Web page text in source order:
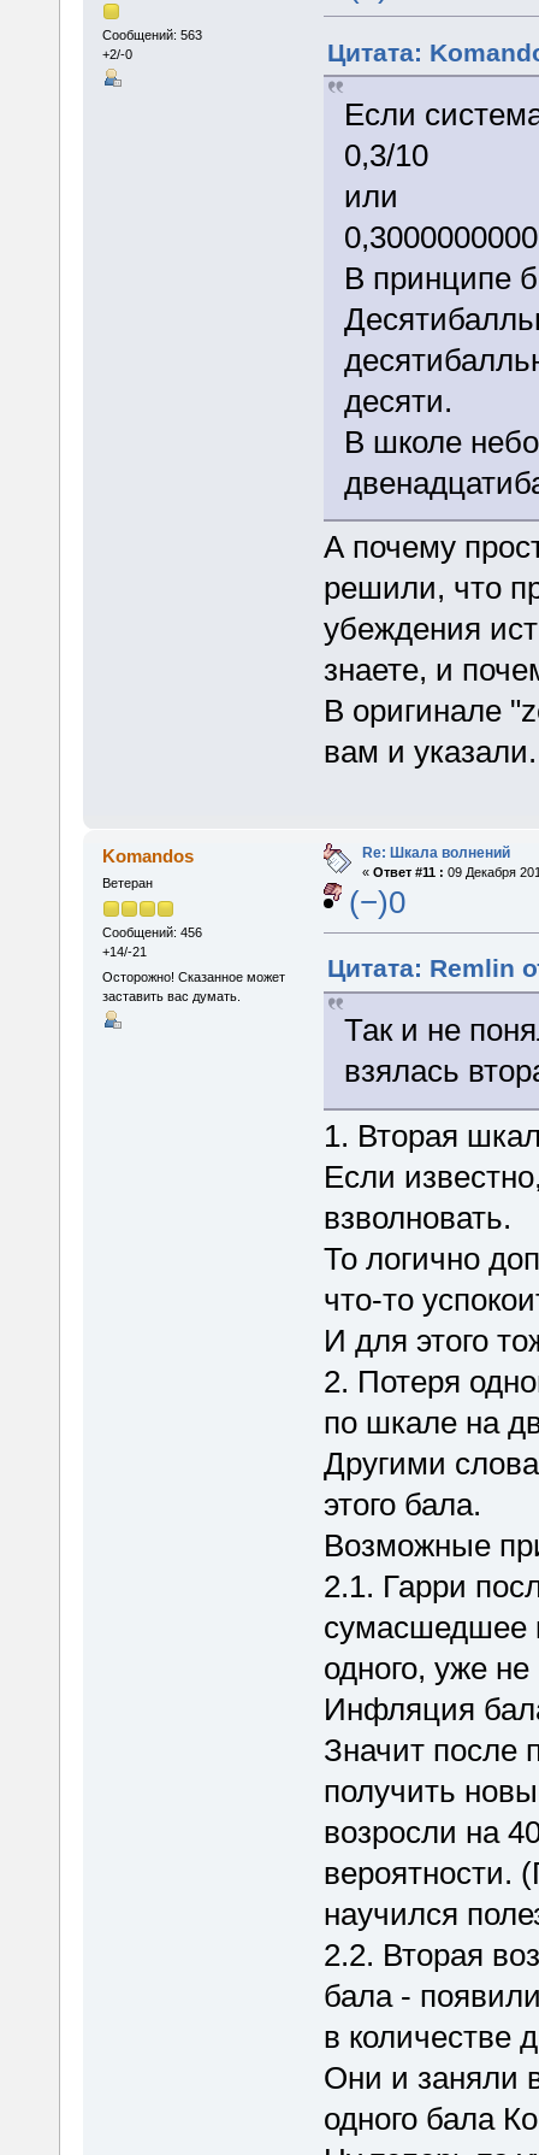
Сообщений: 563
+2/-0
Цитата:
Если
0,3/10
или
В принципе
десяти.
В школе
А почему
решили, что
убеждения
знаете, и
В оригинале
вам и указали.
Komandos
Ветеран
Сообщений: 456
+14/-21
Осторожно! Сказанное может
заставить вас думать.
Re: Шкала волнений
« Ответ #11 : 09 Декабря
(−)0
Цитата: Remlin
Так и не
взялась
1. Вторая
Если
взволновать.
То логично
что-то
И для этого
2. Потеря
по шкале на
Другими
этого бала.
Возможные
2.1. Гарри
сумасшедшее
одного, уже не
Инфляция
Значит после
получить
возросли на
вероятности.
научился
2.2. Вторая
бала -
в количестве
Они и заняли
одного бала